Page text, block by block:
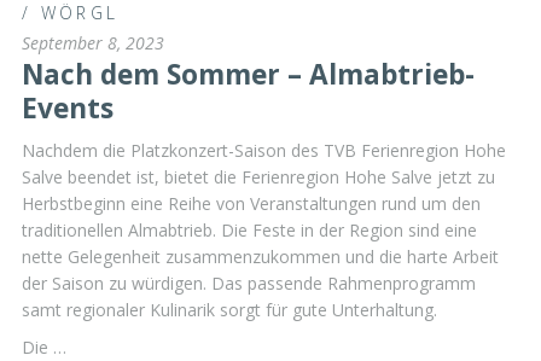
/ WÖRGL
September 8, 2023
Nach dem Sommer – Almabtrieb-
Events
Nachdem die Platzkonzert-Saison des TVB Ferienregion Hohe
Salve beendet ist, bietet die Ferienregion Hohe Salve jetzt zu
Herbstbeginn eine Reihe von Veranstaltungen rund um den
traditionellen Almabtrieb. Die Feste in der Region sind eine
nette Gelegenheit zusammenzukommen und die harte Arbeit
der Saison zu würdigen. Das passende Rahmenprogramm
samt regionaler Kulinarik sorgt für gute Unterhaltung.
Die …